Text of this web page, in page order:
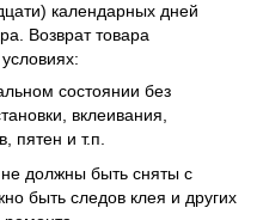
календарных дней
Возврат товара
состоянии без
вклеивания,
пятен и т.п.
должны быть сняты с
быть следов клея и других